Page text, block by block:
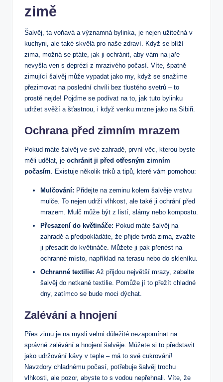
zimě
Šalvěj,​ ta⁤ voňavá a významná bylinka,​ je nejen užitečná v
kuchyni, ⁣ale ⁣také skvělá pro naše zdraví.⁤ Když se blíží
zima, možná se​ ptáte, ‍jak ji ochránit, aby⁣ vám na jaře
nevyšla‍ ven s deprézí z⁤ mrazivého ‌počasí. Víte, špatně
zimující šalvěj‌ může vypadat jako my, když ⁤se snažíme
přezimovat ​na poslední chvíli ‍bez tlustého ‍svetrů – to
‍prostě nejde! Pojďme se podívat na to,‍ jak tuto ‌bylinku⁤
udržet svěží a ‌šťastnou, i když venku mrzne jako na Sibiři.
Ochrana před zimním mrazem
Pokud máte šalvěj ve své​ zahradě, první věc,‌ kterou byste
‌měli udělat, je ochránit ji​ před otřesným zimním
⁣počasím . Existuje několik triků a ‍tipů, které vám pomohou:
Mulčování: Přidejte na zeminu ‌kolem šalvěje vrstvu
mulče. To nejen ‍udrží vlhkost,⁣ ale také‌ ji ochrání před
mrazem. Mulč může být z‌ listí, slámy nebo kompostu.
Přesazení do⁣ květináče: Pokud máte šalvěj na⁢
zahradě a ​předpokládáte, že přijde tvrdá zima, zvažte
ji přesadit do květináče.‍ Můžete ji pak přenést na
ochranné místo, například na⁤ terasu nebo do skleníku.
Ochranné ​textilie: Až přijdou​ největší mrazy, zabalte
šalvěj do‍ netkané textilie. Pomůže ‌jí to ⁣přežít⁣ chladné⁢
dny, zatímco ⁣se bude ⁣moci ‌dýchat.
Zalévání a hnojení
Přes zimu je na mysli velmi důležité ⁤nezapomínat na
⁣správné zalévání a hnojení šalvěje. Můžete si to představit
jako udržování ‍kávy v teple – má to ⁤své cukrování!
Navzdory⁤ chladnému ‍počasí, potřebuje šalvěj trochu
⁢vlhkosti, ale pozor, abyste‍ to s‍ vodou nepřehnali. Víte, že